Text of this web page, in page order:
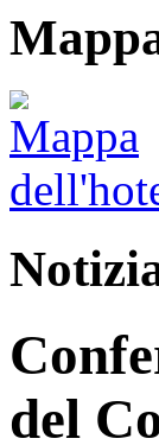
del